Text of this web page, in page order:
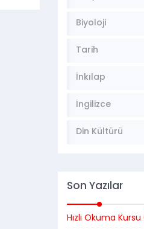
Biyoloji
Tarih
İnkılap
İngilizce
Din Kültürü
Son Yazılar
Hızlı Okuma